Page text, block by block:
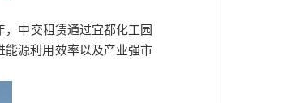
中交租赁通过宜都化工园
能源利用效率以及产业强市